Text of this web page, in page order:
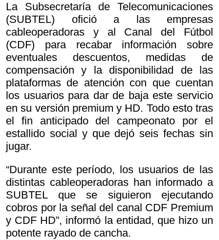
La Subsecretaría de Telecomunicaciones
(SUBTEL) ofició a las empresas
cableoperadoras y al Canal del Fútbol
(CDF) para recabar información sobre
eventuales descuentos, medidas de
compensación y la disponibilidad de las
plataformas de atención con que cuentan
los usuarios para dar de baja este servicio
en su versión premium y HD. Todo esto tras
el fin anticipado del campeonato por el
estallido social y que dejó seis fechas sin
jugar.
“Durante este período, los usuarios de las
distintas cableoperadoras han informado a
SUBTEL que se siguieron ejecutando
cobros por la señal del canal CDF Premium
y CDF HD”, informó la entidad, que hizo un
potente rayado de cancha.